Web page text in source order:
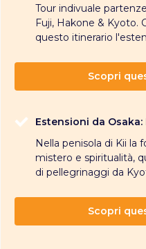
Tour indivuale
Fuji, Hakone & Kyoto.
questo itinerario
Scopri
Estensioni da
Nella penisola di Kii la
mistero e spiritualità,
di pellegrinaggi da
Scopri